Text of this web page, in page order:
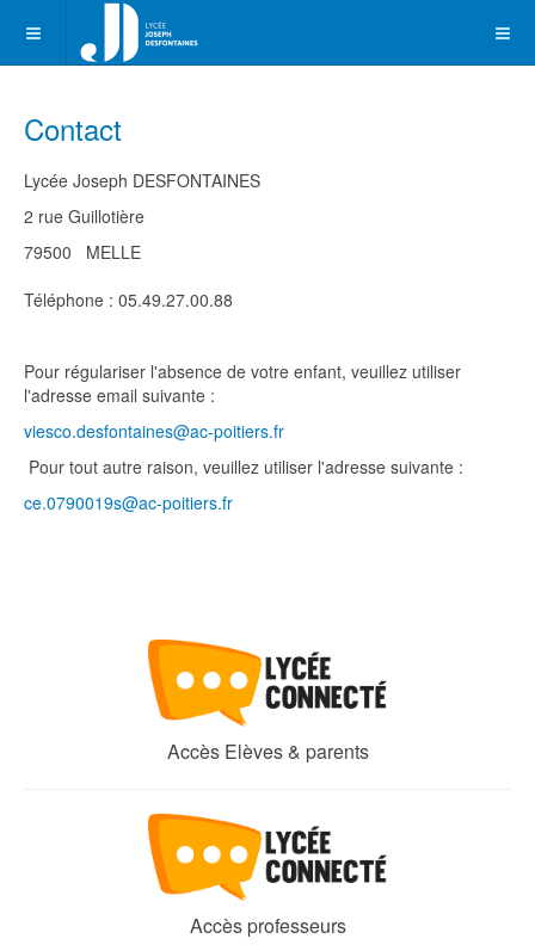
Contact
Lycée Joseph DESFONTAINES
2 rue Guillotière
79500 MELLE
Téléphone : 05.49.27.00.88
Pour régulariser l'absence de votre enfant, veuillez utiliser
l'adresse email suivante :
viesco.desfontaines@ac-poitiers.fr
Pour tout autre raison, veuillez utiliser l'adresse suivante :
ce.0790019s@ac-poitiers.fr
Accès Elèves & parents
Accès professeurs